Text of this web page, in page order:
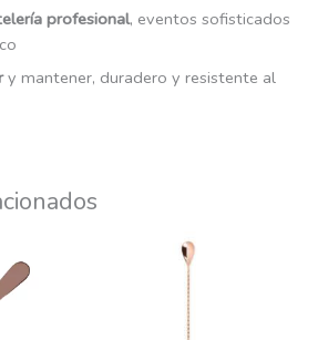
profesional, eventos sofisticados
y mantener, duradero y resistente al